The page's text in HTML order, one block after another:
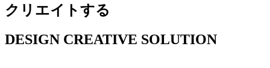
クリエイトする
DESIGN CREATIVE SOLUTION